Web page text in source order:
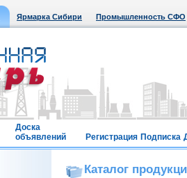
Ярмарка Сибири Промышленность СФО
Доска
объявлений
Регистрация Подписка
Каталог